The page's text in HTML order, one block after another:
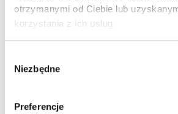
otrzymanymi od Ciebie lub
korzystania z ich usług.
zgody
Niezbędne
Preferencje
NAJCZĘŚCIEJ KUPOWANE
Wyłączność